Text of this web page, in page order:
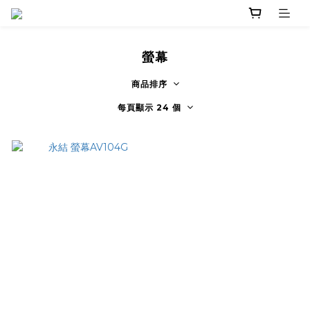
螢幕
商品排序
每頁顯示 24 個